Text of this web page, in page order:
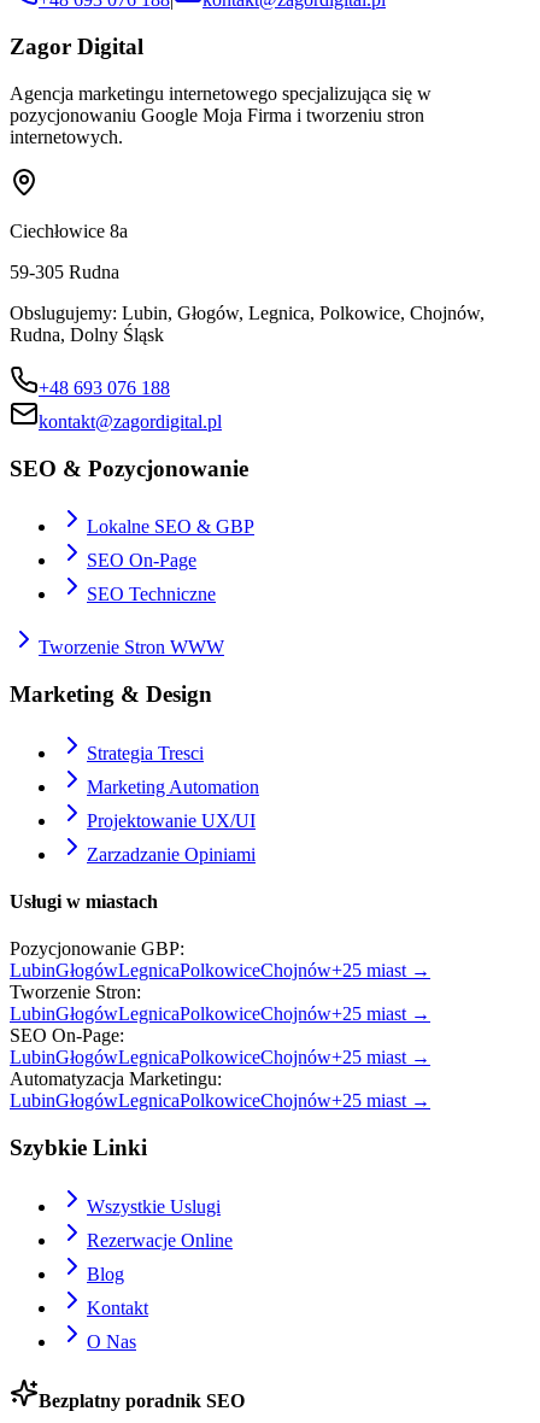
Zagor Digital
Agencja marketingu internetowego specjalizująca się w
pozycjonowaniu Google Moja Firma i tworzeniu stron
internetowych.
Ciechłowice 8a
59-305 Rudna
Obslugujemy: Lubin, Głogów, Legnica, Polkowice, Chojnów,
Rudna, Dolny Śląsk
+48 693 076 188
kontakt@zagordigital.pl
SEO & Pozycjonowanie
Lokalne SEO & GBP
SEO On-Page
SEO Techniczne
Tworzenie Stron WWW
Marketing & Design
Strategia Tresci
Marketing Automation
Projektowanie UX/UI
Zarzadzanie Opiniami
Usługi w miastach
Pozycjonowanie GBP:
LubinGłogówLegnicaPolkowiceChojnów+25 miast →
Tworzenie Stron:
LubinGłogówLegnicaPolkowiceChojnów+25 miast →
SEO On-Page:
LubinGłogówLegnicaPolkowiceChojnów+25 miast →
Automatyzacja Marketingu:
LubinGłogówLegnicaPolkowiceChojnów+25 miast →
Szybkie Linki
Wszystkie Uslugi
Rezerwacje Online
Blog
Kontakt
O Nas
Bezplatny poradnik SEO